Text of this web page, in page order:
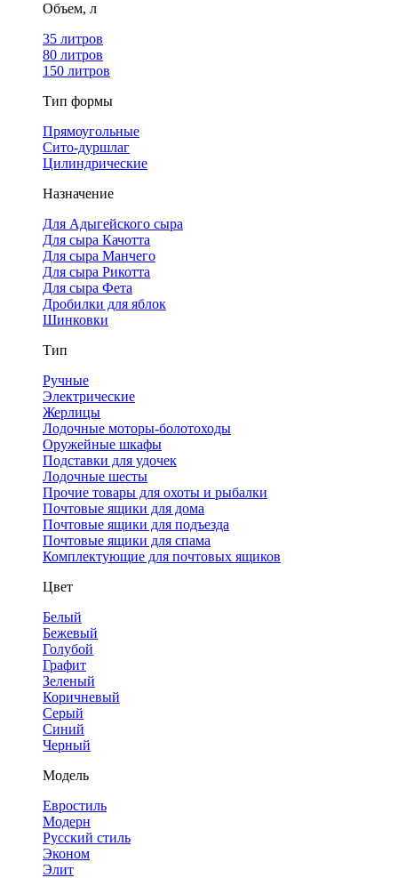
Объем, л
35 литров
80 литров
150 литров
Тип формы
Прямоугольные
Сито-дуршлаг
Цилиндрические
Назначение
Для Адыгейского сыра
Для сыра Качотта
Для сыра Манчего
Для сыра Рикотта
Для сыра Фета
Дробилки для яблок
Шинковки
Тип
Ручные
Электрические
Жерлицы
Лодочные моторы-болотоходы
Оружейные шкафы
Подставки для удочек
Лодочные шесты
Прочие товары для охоты и рыбалки
Почтовые ящики для дома
Почтовые ящики для подъезда
Почтовые ящики для спама
Комплектующие для почтовых ящиков
Цвет
Белый
Бежевый
Голубой
Графит
Зеленый
Коричневый
Серый
Синий
Черный
Модель
Евростиль
Модерн
Русский стиль
Эконом
Элит